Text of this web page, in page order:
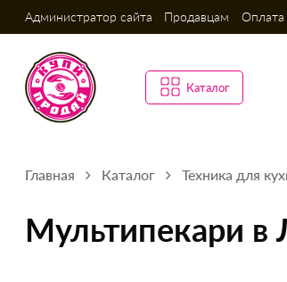
Администратор сайта Продавцам Оплата
Каталог
Главная Каталог Техника для
Мультипекари в